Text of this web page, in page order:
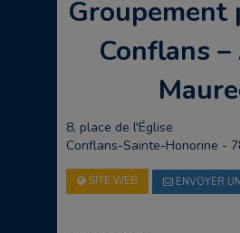
Groupement
Conflans
8, place de l'Église
Conflans-Sainte-Honorine -
SITE WEB ENVOYER